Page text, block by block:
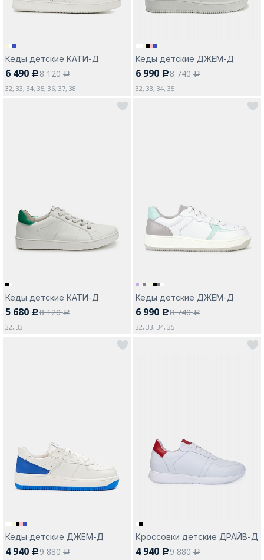
Кеды детские КАТИ-Д
6 490 c8 120a
32, 33, 34, 35, 36, 37, 38
Кеды детские ДЖЕМ-Д
6 990 c8 740a
32, 33, 34, 35
Кеды детские КАТИ-Д
5 680 c8 120a
32, 33
Кеды детские ДЖЕМ-Д
6 990 c8 740a
32, 33, 34, 35
Кеды детские ДЖЕМ-Д
4 940 c9 880a
Кроссовки детские ДРАЙВ-Д
4 940 c9 880a